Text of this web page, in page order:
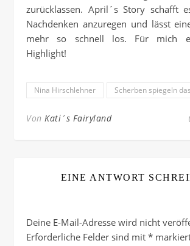
zurücklassen. April´s Story schafft
Nachdenken anzuregen und lässt
mehr so schnell los. Für mich
Highlight!
Nina Hirschlehner Scherben spiegeln
Von Kati´s Fairyland
EINE ANTWORT
Deine E-Mail-Adresse wird nicht
Erforderliche Felder sind mit *